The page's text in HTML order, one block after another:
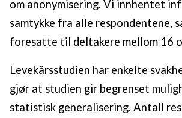
om anonymisering. Vi innhentet
samtykke fra alle respondentene,
foresatte til deltakere mellom 16
Levekårsstudien har enkelte
gjør at studien gir begrenset
statistisk generalisering. Antall